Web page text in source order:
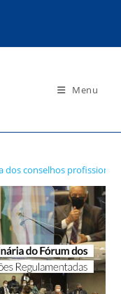
Menu
conselhos profissionais